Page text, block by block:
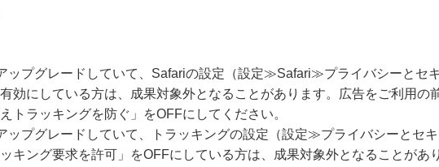
ップグレードしていて、Safariの設定（設定≫Safari≫プライバシーとセ
効にしている方は、成果対象外となることがあります。広告をご利用の
トラッキングを防ぐ」をOFFにしてください。
ップグレードしていて、トラッキングの設定（設定≫プライバシーとセ
ッキング要求を許可」をOFFにしている方は、成果対象外となることがあ